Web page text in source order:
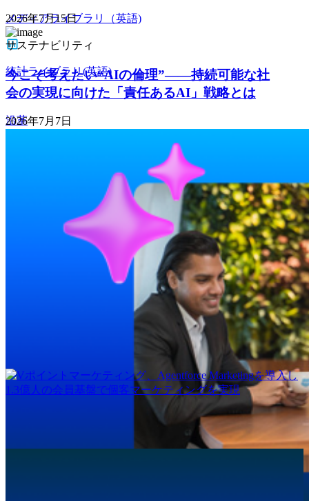
2026年7月15日
サステナビリティ
今こそ考えたい“AIの倫理”——持続可能な社
会の実現に向けた「責任あるAI」戦略とは
2026年7月7日
メディアライブラリ（英語)
統計ライブラリ(英語)
沿革
投資家向け情報(英語)
Agentforce World Tour Tokyo
Vポイントマーケティング、Agentforce Marketingを導入し
1.3億人の会員基盤で個客マーケティングを実現